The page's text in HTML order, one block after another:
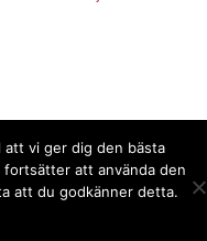
vi ger dig den bästa
fortsätter att använda den
att du godkänner detta.